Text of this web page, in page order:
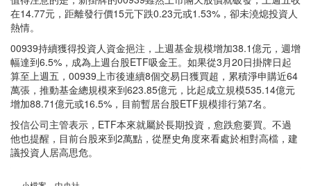
在14.77元，距離發行價15元下跌0.23元或1.53%，卻未澆熄投資人
熱情。
00939持續獲得投資人資金挹注，上週基金規模增加38.1億元，週增
幅達到6.5%，成為上週台股ETF吸金王。如果從3月20日掛牌日起
算至上週五，00939上市後連續8個交易日獲買超，累積淨申購近64
萬張，推動基金總規模來到623.85億元，比起成立規模535.14億元
增加88.71億元或16.5%，目前暫居台股ETF規模排行第7名。
投信公司主管表示，ETF本來就屬於長期投資，愈跌愈要買。不過
他也提醒，目前台股來到2萬點，從歷史角度來看處於相對高檔，建
議投資人居高思危。